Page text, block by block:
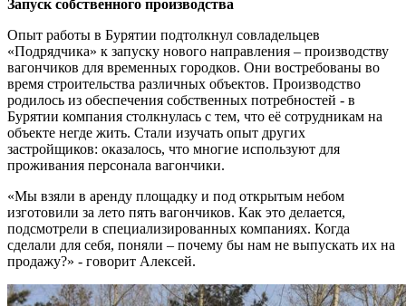
Запуск собственного производства
Опыт работы в Бурятии подтолкнул совладельцев
«Подрядчика» к запуску нового направления – производству
вагончиков для временных городков. Они востребованы во
время строительства различных объектов. Производство
родилось из обеспечения собственных потребностей - в
Бурятии компания столкнулась с тем, что её сотрудникам на
объекте негде жить. Стали изучать опыт других
застройщиков: оказалось, что многие используют для
проживания персонала вагончики.
«Мы взяли в аренду площадку и под открытым небом
изготовили за лето пять вагончиков. Как это делается,
подсмотрели в специализированных компаниях. Когда
сделали для себя, поняли – почему бы нам не выпускать их на
продажу?» - говорит Алексей.